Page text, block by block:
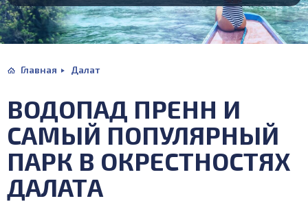
Главная Далат
ВОДОПАД ПРЕНН И
САМЫЙ ПОПУЛЯРНЫЙ
ПАРК В ОКРЕСТНОСТЯХ
ДАЛАТА